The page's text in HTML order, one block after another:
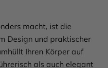
macht, ist die
Design und praktischer
Ihren Körper auf
als auch elegant